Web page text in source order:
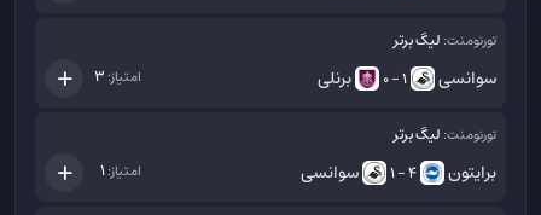
تورنومنت: لیگ برتر
سوانسی 1 - 0 برنلی امتیاز: 3
تورنومنت: لیگ برتر
برایتون 4 - 1 سوانسی امتیاز:1